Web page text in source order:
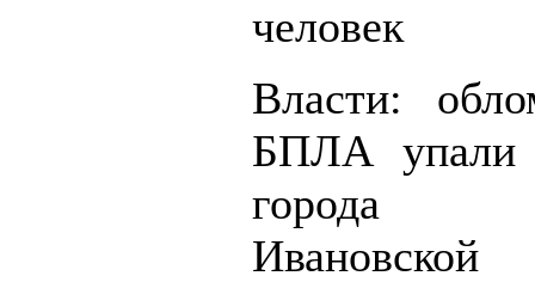
человек
Власти:
БПЛА упали
города